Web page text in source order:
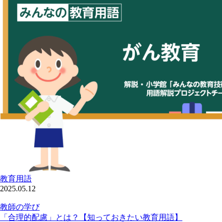
教育用語
2025.05.12
教師の学び
「合理的配慮」とは？【知っておきたい教育用語】